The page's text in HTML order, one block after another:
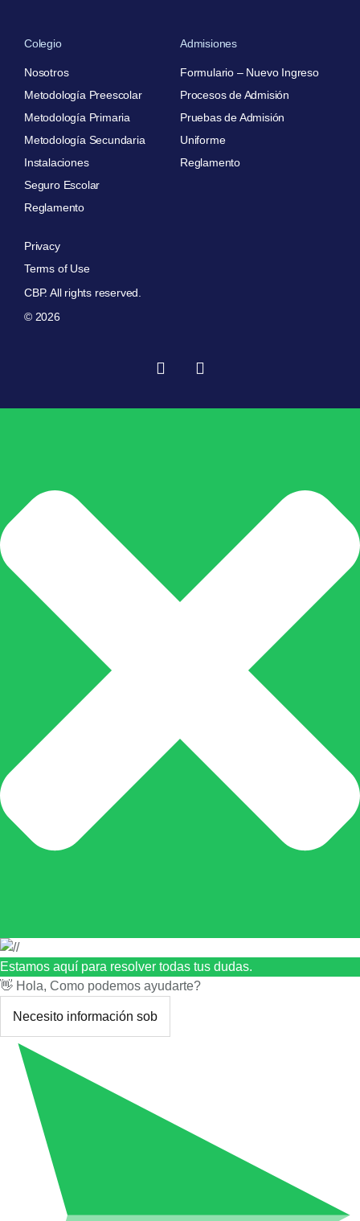
Colegio
Nosotros
Metodología Preescolar
Metodología Primaria
Metodología Secundaria
Instalaciones
Seguro Escolar
Reglamento
Admisiones
Formulario – Nuevo Ingreso
Procesos de Admisión
Pruebas de Admisión
Uniforme
Reglamento
Privacy
Terms of Use
CBP. All rights reserved.
© 2026
Estamos aquí para resolver todas tus dudas.
👋 Hola, Como podemos ayudarte?